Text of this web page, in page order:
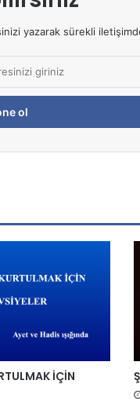
yazarak sürekli
İÇİN